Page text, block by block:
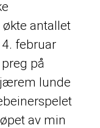
antallet
februar
på
lunde
av min